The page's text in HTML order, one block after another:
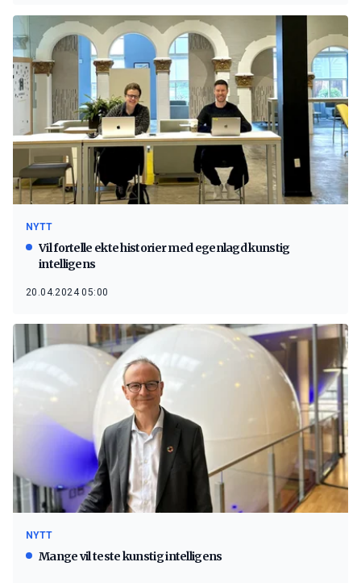
NYTT
Vil fortelle ekte historier med egenlagd kunstig
intelligens
20.04.2024 05:00
NYTT
Mange vil teste kunstig intelligens